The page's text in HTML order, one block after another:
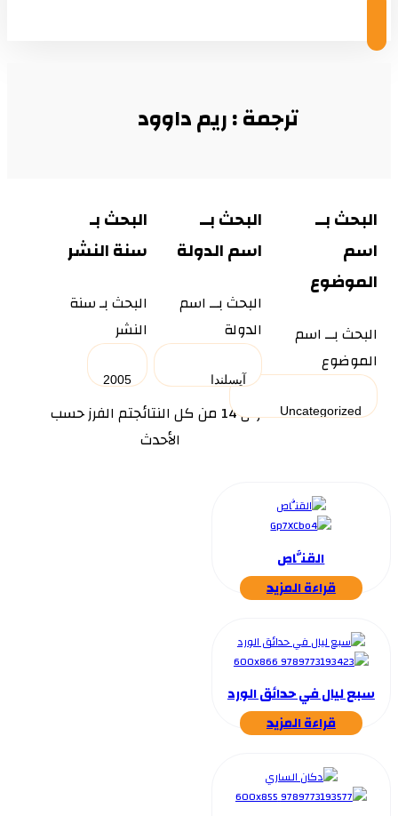
ترجمة : ريم داوود
البحث بــ
اسم
الموضوع
البحث بــ اسم
الموضوع
البحث بــ
اسم الدولة
البحث بــ اسم
الدولة
البحث بـ
سنة النشر
البحث بـ سنة
النشر
عرض ⁦14⁩ من كل النتائج
تم الفرز حسب
الأحدث
القنَّاص
قراءة المزيد
سبع ليال في حدائق الورد
قراءة المزيد